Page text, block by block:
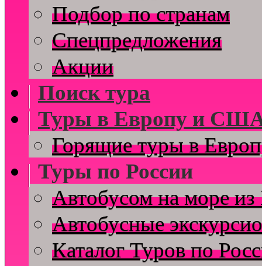
Подбор по странам
Спецпредложения
Акции
Поиск тура
Туры в Европу и
Горящие туры в
Туры по России
Автобусом на море из
Автобусные
Каталог Туров по